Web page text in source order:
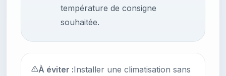
température de consigne
souhaitée.
À éviter :Installer une climatisation sans